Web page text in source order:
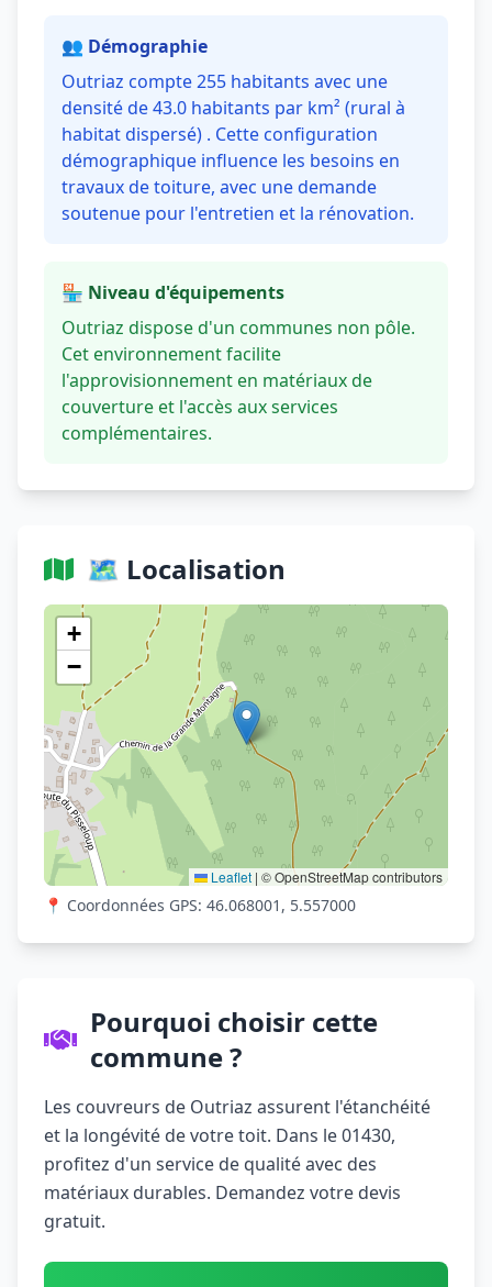
👥 Démographie
Outriaz compte 255 habitants avec une
densité de 43.0 habitants par km² (rural à
habitat dispersé) . Cette configuration
démographique influence les besoins en
travaux de toiture, avec une demande
soutenue pour l'entretien et la rénovation.
🏪 Niveau d'équipements
Outriaz dispose d'un communes non pôle.
Cet environnement facilite
l'approvisionnement en matériaux de
couverture et l'accès aux services
complémentaires.
🗺️ Localisation
+
−
Leaflet | © OpenStreetMap contributors
Voir sur OpenStreetMap
📍 Coordonnées GPS: 46.068001, 5.557000
Pourquoi choisir cette
commune ?
Les couvreurs de Outriaz assurent l'étanchéité
et la longévité de votre toit. Dans le 01430,
profitez d'un service de qualité avec des
matériaux durables. Demandez votre devis
gratuit.